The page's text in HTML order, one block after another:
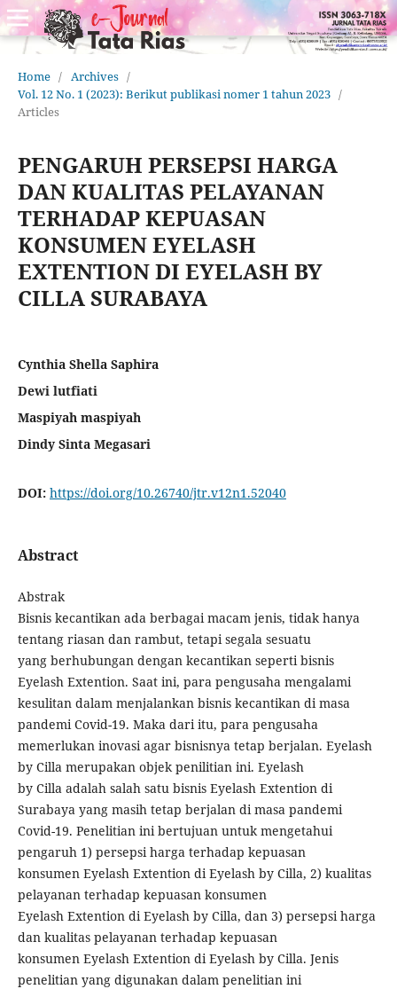
Home / Archives /
Vol. 12 No. 1 (2023): Berikut publikasi nomer 1 tahun 2023 /
Articles
PENGARUH PERSEPSI HARGA
DAN KUALITAS PELAYANAN
TERHADAP KEPUASAN
KONSUMEN EYELASH
EXTENTION DI EYELASH BY
CILLA SURABAYA
Cynthia Shella Saphira
Dewi lutfiati
Maspiyah maspiyah
Dindy Sinta Megasari
DOI: https://doi.org/10.26740/jtr.v12n1.52040
Abstract
Abstrak
Bisnis kecantikan ada berbagai macam jenis, tidak hanya
tentang riasan dan rambut, tetapi segala sesuatu
yang berhubungan dengan kecantikan seperti bisnis
Eyelash Extention. Saat ini, para pengusaha mengalami
kesulitan dalam menjalankan bisnis kecantikan di masa
pandemi Covid-19. Maka dari itu, para pengusaha
memerlukan inovasi agar bisnisnya tetap berjalan. Eyelash
by Cilla merupakan objek penilitian ini. Eyelash
by Cilla adalah salah satu bisnis Eyelash Extention di
Surabaya yang masih tetap berjalan di masa pandemi
Covid-19. Penelitian ini bertujuan untuk mengetahui
pengaruh 1) persepsi harga terhadap kepuasan
konsumen Eyelash Extention di Eyelash by Cilla, 2) kualitas
pelayanan terhadap kepuasan konsumen
Eyelash Extention di Eyelash by Cilla, dan 3) persepsi harga
dan kualitas pelayanan terhadap kepuasan
konsumen Eyelash Extention di Eyelash by Cilla. Jenis
penelitian yang digunakan dalam penelitian ini